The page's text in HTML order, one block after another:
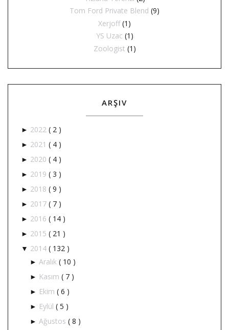
Tom Ford Private Blend (9)
Xerjoff (1)
YS Uzac (1)
Zoologist (1)
ARŞIV
► 2022 ( 2 )
► 2021 ( 4 )
► 2020 ( 4 )
► 2019 ( 3 )
► 2018 ( 9 )
► 2017 ( 7 )
► 2016 ( 14 )
► 2015 ( 21 )
▼ 2014 ( 132 )
► Aralık ( 10 )
► Kasım ( 7 )
► Ekim ( 6 )
► Eylül ( 5 )
► Ağustos ( 8 )